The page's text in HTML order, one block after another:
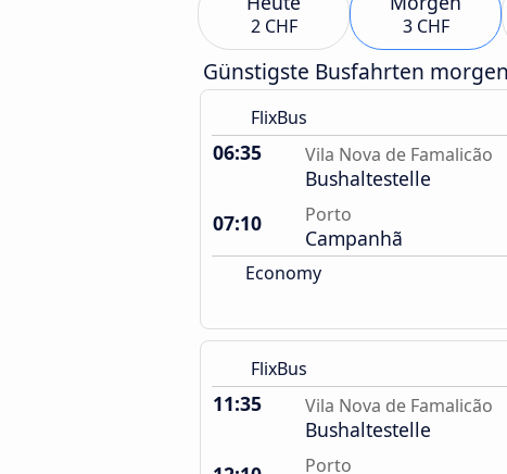
2 CHF 3 CHF
Günstigste Busfahrten morgen
FlixBus
06:35 Vila Nova de Famalicão
Bushaltestelle
07:10
Porto
Campanhã
Economy
FlixBus
11:35 Vila Nova de Famalicão
Bushaltestelle
Porto